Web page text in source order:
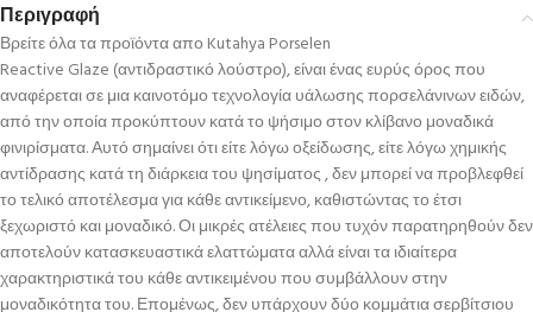
Περιγραφή
Βρείτε όλα τα προϊόντα απο Kutahya Porselen
Reactive Glaze (αντιδραστικό λούστρο), είναι ένας ευρύς όρος που
αναφέρεται σε μια καινοτόμο τεχνολογία υάλωσης πορσελάνινων ειδών,
από την οποία προκύπτουν κατά το ψήσιμο στον κλίβανο μοναδικά
φινιρίσματα. Αυτό σημαίνει ότι είτε λόγω οξείδωσης, είτε λόγω χημικής
αντίδρασης κατά τη διάρκεια του ψησίματος , δεν μπορεί να προβλεφθεί
το τελικό αποτέλεσμα για κάθε αντικείμενο, καθιστώντας το έτσι
ξεχωριστό και μοναδικό. Οι μικρές ατέλειες που τυχόν παρατηρηθούν δεν
αποτελούν κατασκευαστικά ελαττώματα αλλά είναι τα ιδιαίτερα
χαρακτηριστικά του κάθε αντικειμένου που συμβάλλουν στην
μοναδικότητα του. Επομένως, δεν υπάρχουν δύο κομμάτια σερβίτσιου